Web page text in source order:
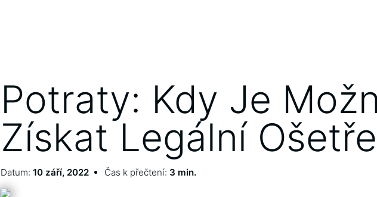
Potraty: Kdy Je
Získat Legální
Datum: 10 září, 2022 Čas k přečtení: 3 min.